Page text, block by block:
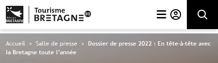
Rechercher
Accueil > Salle de presse >
Dossier de presse 2022 : En tête-à-tête avec
la Bretagne toute l’année